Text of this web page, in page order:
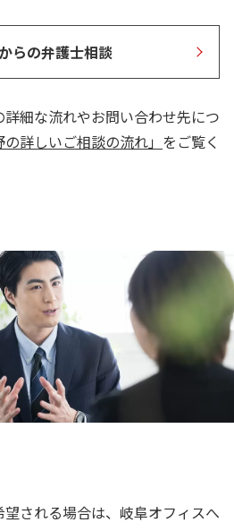
らの弁護士相談
細な流れやお問い合わせ先につ
の詳しいご相談の流れ」 をご覧く
される場合は、岐阜オフィスへ